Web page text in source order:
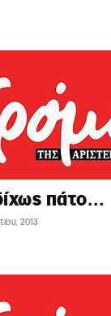
πάτο…
2013